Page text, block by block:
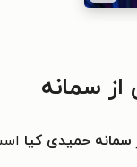
سمانه
سمانه حمیدی کیا